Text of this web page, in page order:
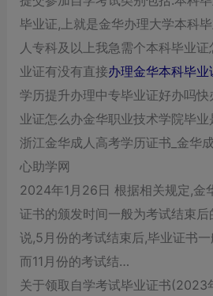
毕业证,上就是金华办理大学本科
人专科及以上我急需个本科毕业
业证有没有直接办理金华本科毕业
学历提升办理中专毕业证好办吗
业证怎么办金华职业技术学院毕业
浙江金华成人高考学历证书_金华
心助学网
2024年1月26日 根据相关规定,金
证书的颁发时间一般为考试结束
说,5月份的考试结束后,毕业证书
而11月份的考试结…
关于领取自学考试毕业证书(2023